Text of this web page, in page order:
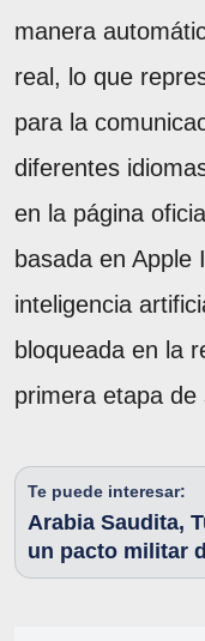
manera
real, lo que
para la
diferentes
en la página
basada en Apple
inteligencia
bloqueada en la
primera etapa de
Te puede interesar:
Arabia Saudita,
un pacto militar